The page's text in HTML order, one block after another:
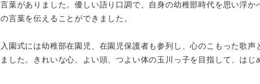
言葉がありました。優しい語り口調で、自身の幼稚部時代を思い浮
の言葉を伝えることができました。
入園式には幼稚部在園児、在園児保護者も参列し、心のこもった歌
ました。きれいな心、よい頭、つよい体の玉川っ子を目指して、はじ